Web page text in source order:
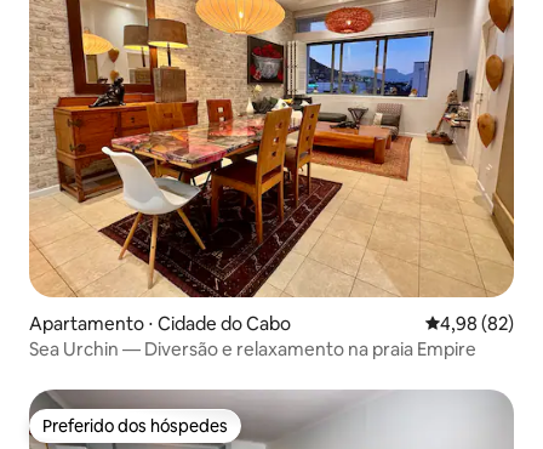
Apartamento ⋅ Cidade do Cabo 4,98 de uma
4,98 (82)
Sea Urchin — Diversão e relaxamento na praia Empire
Preferido dos hóspedes
Preferido dos hóspedes